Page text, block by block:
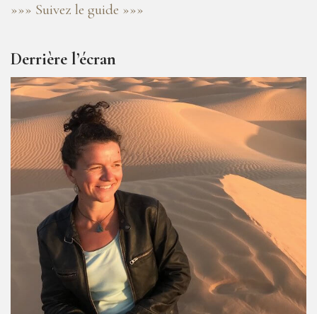
»»» Suivez le guide »»»
Derrière l’écran